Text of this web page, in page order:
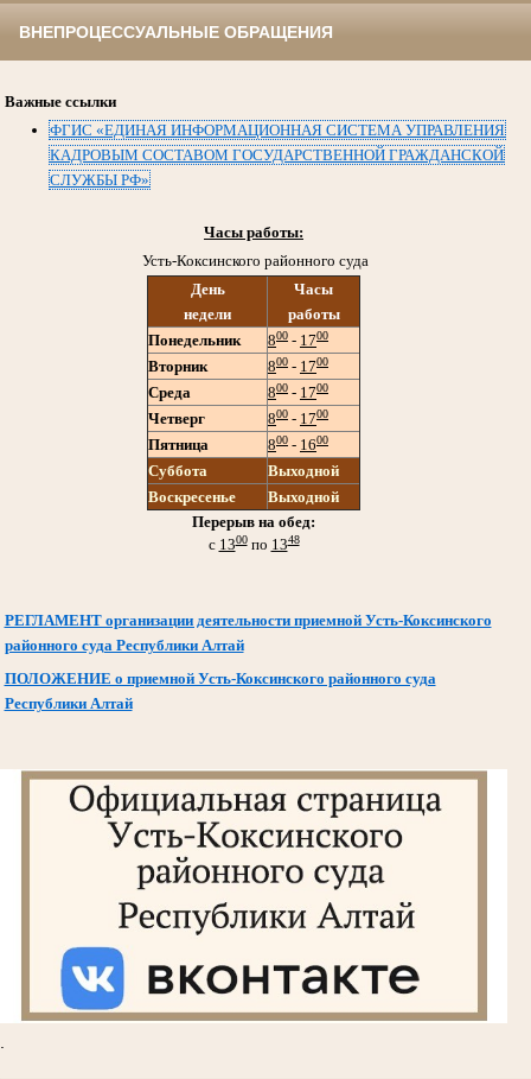
ВНЕПРОЦЕССУАЛЬНЫЕ ОБРАЩЕНИЯ
Важные ссылки
ФГИС «ЕДИНАЯ ИНФОРМАЦИОННАЯ СИСТЕМА УПРАВЛЕНИЯ
КАДРОВЫМ СОСТАВОМ ГОСУДАРСТВЕННОЙ ГРАЖДАНСКОЙ
СЛУЖБЫ РФ»
Часы работы:
Усть-Коксинского районного суда
День
недели
Часы
работы
Понедельник
800 - 1700
Вторник 800 - 1700
Среда 800 - 1700
Четверг 800 - 1700
Пятница 800 - 1600
Суббота
Выходной
Воскресенье
Выходной
Перерыв на обед:
с 1300по 1348
РЕГЛАМЕНТ организации деятельности приемной Усть-Коксинского
районного суда Республики Алтай
ПОЛОЖЕНИЕ о приемной Усть-Коксинского районного суда
Республики Алтай